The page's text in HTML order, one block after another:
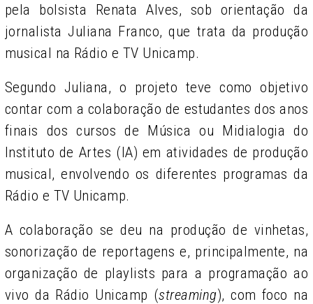
pela bolsista Renata Alves, sob orientação da
jornalista Juliana Franco, que trata da produção
musical na Rádio e TV Unicamp.
Segundo Juliana, o projeto teve como objetivo
contar com a colaboração de estudantes dos anos
finais dos cursos de Música ou Midialogia do
Instituto de Artes (IA) em atividades de produção
musical, envolvendo os diferentes programas da
Rádio e TV Unicamp.
A colaboração se deu na produção de vinhetas,
sonorização de reportagens e, principalmente, na
organização de playlists para a programação ao
vivo da Rádio Unicamp (streaming), com foco na